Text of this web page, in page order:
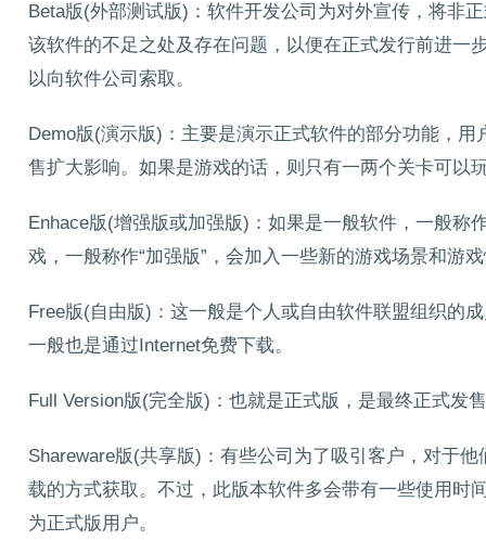
Beta版(外部测试版)：软件开发公司为对外宣传，将非
该软件的不足之处及存在问题，以便在正式发行前进一
以向软件公司索取。
Demo版(演示版)：主要是演示正式软件的部分功能，
售扩大影响。如果是游戏的话，则只有一两个关卡可以
Enhace版(增强版或加强版)：如果是一般软件，一般称
戏，一般称作“加强版”，会加入一些新的游戏场景和游
Free版(自由版)：这一般是个人或自由软件联盟组织的
一般也是通过Internet免费下载。
Full Version版(完全版)：也就是正式版，是最终正式发
Shareware版(共享版)：有些公司为了吸引客户，对于
载的方式获取。不过，此版本软件多会带有一些使用时
为正式版用户。